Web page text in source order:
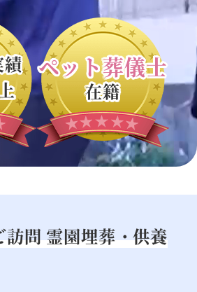
ペット葬儀士
在籍
問 霊園埋葬・供養